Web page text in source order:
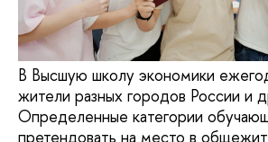
В Высшую школу экономики
жители разных городов России и
Определенные категории
претендовать на место в